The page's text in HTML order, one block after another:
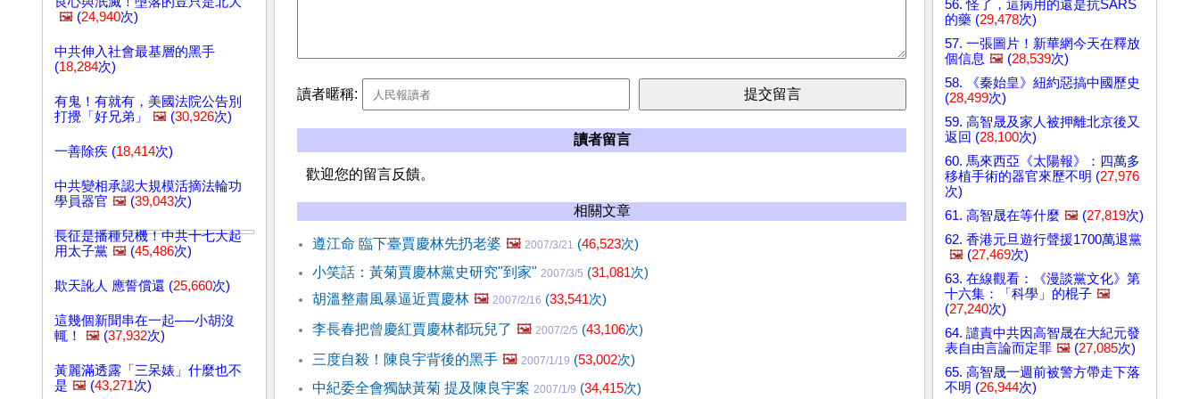
🖼️ (24,940次)
中共伸入社會最基層的黑手
(18,284次)
有鬼！有就有，美國法院公告別
打攪「好兄弟」
🖼️ (30,926次)
一善除疾 (18,414次)
中共變相承認大規模活摘法輪功
學員器官 🖼️ (39,043次)
長征是播種兒機！中共十七大起
用太子黨 🖼️ (45,486次)
欺天訛人 應誓償還 (25,660次)
這幾個新聞串在一起──小胡沒
輒！
🖼️ (37,932次)
黃麗滿透露「三呆婊」什麼也不
是 🖼️ (43,271次)
讀者暱稱:
讀者留言
歡迎您的留言反饋。
相關文章
遵江命 臨下臺賈慶林先扔老婆 🖼️ 2007/3/21 (46,523次)
小笑話：黃菊賈慶林黨史研究"到家" 2007/3/5 (31,081次)
胡溫整肅風暴逼近賈慶林 🖼️ 2007/2/16 (33,541次)
李長春把曾慶紅賈慶林都玩兒了 🖼️ 2007/2/5 (43,106次)
三度自殺！陳良宇背後的黑手 🖼️ 2007/1/19 (53,002次)
中紀委全會獨缺黃菊 提及陳良宇案 2007/1/9 (34,415次)
56. 怪了，這病用的還是抗SARS
的藥 (29,478次)
57. 一張圖片！新華網今天在釋放
個信息 🖼️ (28,539次)
58. 《秦始皇》紐約惡搞中國歷史
(28,499次)
59. 高智晟及家人被押離北京後又
返回 (28,100次)
60. 馬來西亞《太陽報》：四萬多
移植手術的器官來歷不明 (27,976
次)
61. 高智晟在等什麼 🖼️ (27,819次)
62. 香港元旦遊行聲援1700萬退黨
🖼️ (27,469次)
63. 在線觀看：《漫談黨文化》第
十六集：「科學」的棍子 🖼️
(27,240次)
64. 譴責中共因高智晟在大紀元發
表自由言論而定罪 🖼️ (27,085次)
65. 高智晟一週前被警方帶走下落
不明 (26,944次)